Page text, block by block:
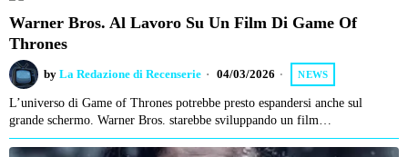
Warner Bros. Al Lavoro Su Un Film Di Game Of
Thrones
by La Redazione di Recenserie 04/03/2026 NEWS
L’universo di Game of Thrones potrebbe presto espandersi anche sul
grande schermo. Warner Bros. starebbe sviluppando un film…